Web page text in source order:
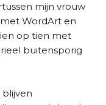
mijn vrouw
WordArt en
op tien met
buitensporig
blijven